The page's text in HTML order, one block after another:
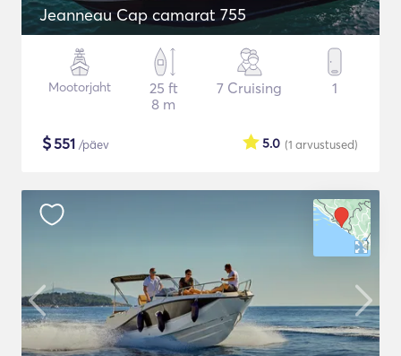
Jeanneau Cap camarat 755
Mootorjaht
25 ft
8 m
7 Cruising 1
$551 /päev (1 arvustused)
5.0